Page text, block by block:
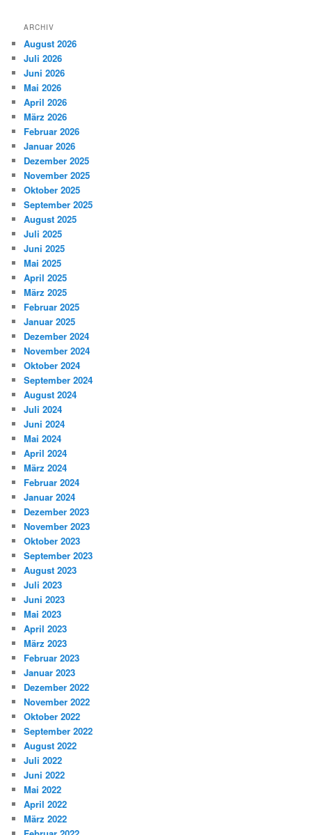
ARCHIV
August 2026
Juli 2026
Juni 2026
Mai 2026
April 2026
März 2026
Februar 2026
Januar 2026
Dezember 2025
November 2025
Oktober 2025
September 2025
August 2025
Juli 2025
Juni 2025
Mai 2025
April 2025
März 2025
Februar 2025
Januar 2025
Dezember 2024
November 2024
Oktober 2024
September 2024
August 2024
Juli 2024
Juni 2024
Mai 2024
April 2024
März 2024
Februar 2024
Januar 2024
Dezember 2023
November 2023
Oktober 2023
September 2023
August 2023
Juli 2023
Juni 2023
Mai 2023
April 2023
März 2023
Februar 2023
Januar 2023
Dezember 2022
November 2022
Oktober 2022
September 2022
August 2022
Juli 2022
Juni 2022
Mai 2022
April 2022
März 2022